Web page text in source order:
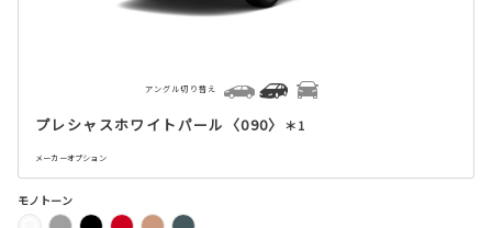
プレシャスホワイトパール〈090〉 ＊1
メーカーオプション
アングル切り替え
モノトーン